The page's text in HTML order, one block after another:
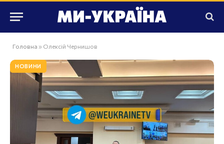
Головна » Олексій Чернишов
НОВИНИ